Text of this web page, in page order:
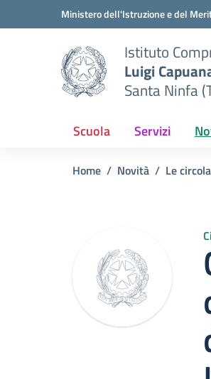
Vai ai contenuti
Vai al menu di navigazioneMinistero dell'Istruzione e del
Istituto
Luigi
Santa Ninfa
Scuola Servizi
Home Novità Le